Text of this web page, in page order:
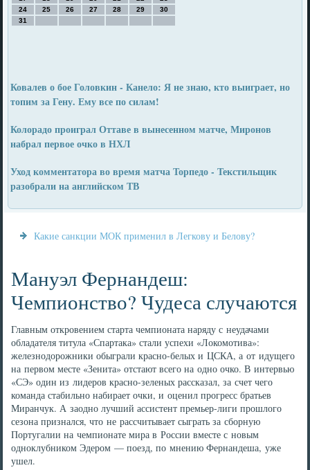
24
25 26 27 28 29
30
31
Ковалев о бое Головкин - Канело: Я не знаю, кто выиграет, но
топим за Гену. Ему все по силам!
Колорадо проиграл Оттаве в вынесенном матче, Миронов
набрал первое очко в НХЛ
Уход комментатора во время матча Торпедо - Текстильщик
разобрали на английском ТВ
Какие санкции МОК применил в Легкову и Белову?
Мануэл Фернандеш:
Чемпионство? Чудеса случаются
Главным откровением старта чемпионата наряду с неудачами
обладателя титула «Спартака» стали успехи «Локомотива»:
железнодорожники обыграли красно-белых и ЦСКА, а от идущего
на первом месте «Зенита» отстают всего на одно очко. В интервью
«СЭ» один из лидеров красно-зеленых рассказал, за счет чего
команда стабильно набирает очки, и оценил прогресс братьев
Миранчук. А заодно лучший ассистент премьер-лиги прошлого
сезона признался, что не рассчитывает сыграть за сборную
Португалии на чемпионате мира в России вместе с новым
одноклубником Эдером — поезд, по мнению Фернандеша, уже
ушел.